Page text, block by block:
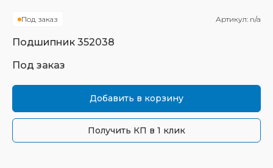
Под заказ Артикул: n/a
Подшипник 352038
Под заказ
Добавить в корзину
Получить КП в 1 клик